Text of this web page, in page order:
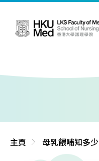
主頁 母乳餵哺知多少